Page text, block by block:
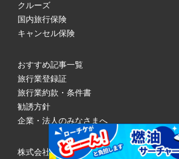
クルーズ
国内旅行保険
キャンセル保険
おすすめ記事一覧
旅行業登録証
旅行業約款・条件書
勧誘方針
企業・法人のみなさまへ
株式会社ローソンエンタテインメント